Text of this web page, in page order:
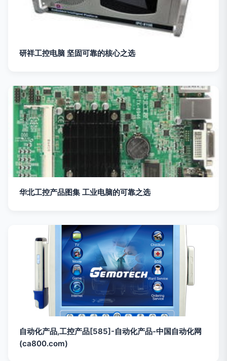
研祥工控电脑 坚固可靠的核心之选
华北工控产品图集 工业电脑的可靠之选
自动化产品,工控产品[585]-自动化产品-中国自动化网
(ca800.com)